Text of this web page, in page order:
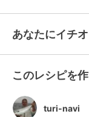
あなたにイチ
このレシピを
turi-navi